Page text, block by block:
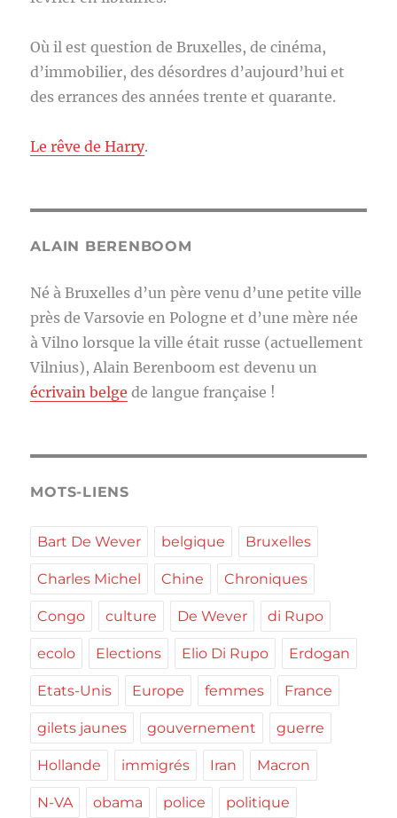
Où il est question de Bruxelles, de cinéma,
d’immobilier, des désordres d’aujourd’hui et
des errances des années trente et quarante.
Le rêve de Harry.
ALAIN BERENBOOM
Né à Bruxelles d’un père venu d’une petite ville
près de Varsovie en Pologne et d’une mère née
à Vilno lorsque la ville était russe (actuellement
Vilnius), Alain Berenboom est devenu un
écrivain belge de langue française !
MOTS-LIENS
Bart De Wever belgique Bruxelles
Charles Michel Chine Chroniques
Congo culture De Wever di Rupo
ecolo Elections Elio Di Rupo Erdogan
Etats-Unis Europe femmes France
gilets jaunes gouvernement guerre
Hollande immigrés Iran Macron
N-VA obama police politique